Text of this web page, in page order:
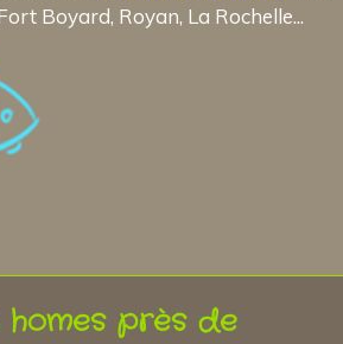
Boyard, Royan, La Rochelle...
homes près de